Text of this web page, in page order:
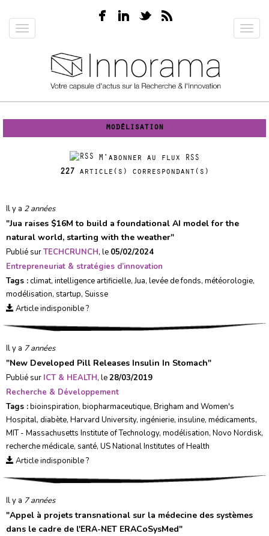
au
contenuToggle
modélisation
M'abonner au flux RSS
227 article(s) correspondant(s)
Il y a 2 années
"Jua raises $16M to build a foundational AI model for the
natural world, starting with the weather"
Publié surTECHCRUNCH, le 05/02/2024
Entrepreneuriat & stratégies d’innovation
Tags :climat, intelligence artificielle,Jua, levée de fonds, météorologie,
modélisation, startup, Suisse
Article indisponible ?
Il y a 7 années
"New Developed Pill Releases Insulin In Stomach"
Publié sur ICT & HEALTH, le28/03/2019
Recherche & Développement
Tags :bioinspiration, biopharmaceutique, Brigham and Women's
Hospital, diabète, Harvard University, ingénierie, insuline, médicaments,
MIT - Massachusetts Institute of Technology, modélisation, Novo Nordisk,
recherche médicale, santé, US National Institutes of Health
Article indisponible ?
Il y a 7 années
"Appel à projets transnational sur la médecine des systèmes
dans le cadre de l'ERA-NET ERACoSysMed"